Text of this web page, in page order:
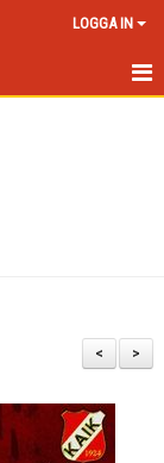
LOGGA IN
>
<